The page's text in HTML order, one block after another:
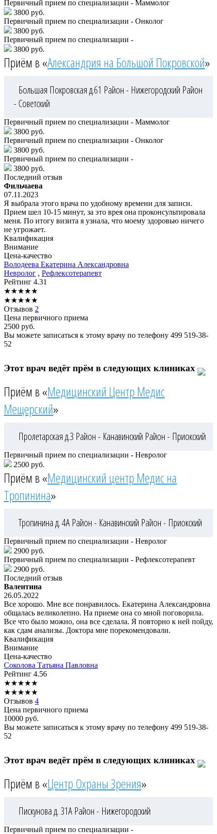
Первичный прием по специализации - Маммолог
3800 руб.
Первичный прием по специализации - Онколог
3800 руб.
Первичный прием по специализации -
3800 руб.
Приём в «Александрия на Большой Покровской»
Большая Покровская д.61 Район - Нижегородский Район
- Советский
Первичный прием по специализации - Маммолог
3800 руб.
Первичный прием по специализации - Онколог
3800 руб.
Первичный прием по специализации -
3800 руб.
Последний отзыв
Фильчаева
07.11.2023
Я выбрала этого врача по удобному времени для записи.
Прием шел 10-15 минут, за это врея она проконсультировала
меня. По итогу визита я узнала, что моему здоровью ничего
не угрожает.
Квалификация
Внимание
Цена-качество
Володеева Екатерина Александровна
Невролог , Рефлексотерапевт
Рейтинг 4.31
★★★★★
★★★★★
Отзывов 2
Цена первичного приема
2500 руб.
Вы можете записаться к этому врачу по телефону 499 519-38-
52
Этот врач ведёт прём в следующих клиниках
Приём в «Медицинский Центр Медис
Мещерский»
Пролетарская д.3 Район - Канавинский Район - Приокский
Первичный прием по специализации - Невролог
2500 руб.
Приём в «Медицинский центр Медис на
Тропинина»
Тропинина д. 4А Район - Канавинский Район - Приокский
Первичный прием по специализации - Невролог
2900 руб.
Первичный прием по специализации - Рефлексотерапевт
2900 руб.
Последний отзыв
Валентина
26.05.2022
Все хорошо. Мне все понравилось. Екатерина Александровна
общалась великолепно. На приеме она со мной поговорила.
Все что было можно, она все сделала. Я повторно к ней пойду,
как сдам анализы. Доктора мне порекомендовали.
Квалификация
Внимание
Цена-качество
Соколова Татьяна Павловна
Рейтинг 4.56
★★★★★
★★★★★
Отзывов 4
Цена первичного приема
10000 руб.
Вы можете записаться к этому врачу по телефону 499 519-38-
52
Этот врач ведёт прём в следующих клиниках
Приём в «Центр Охраны Зрения»
Пискунова д. 31А Район - Нижегородский
Первичный прием по специализации -